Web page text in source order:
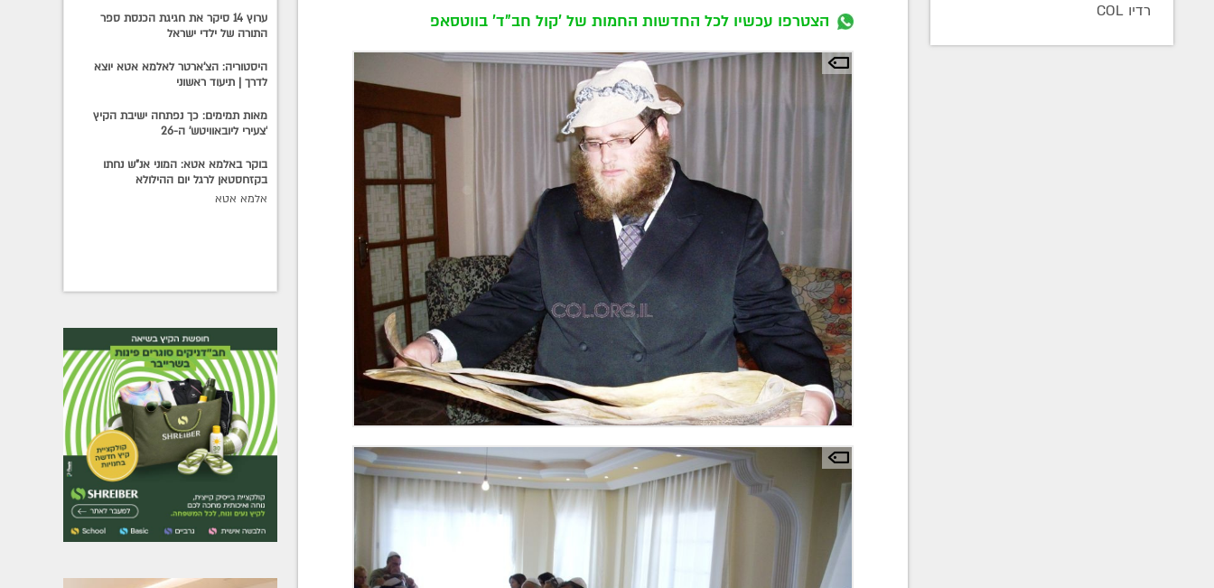
רדיו COL
הצטרפו עכשיו לכל החדשות החמות של 'קול חב"ד' בווטסאפ
ערוץ 14 סיקר את חגיגת הכנסת ספר
התורה של ילדי ישראל
היסטוריה: הצ'ארטר לאלמא אטא יוצא
לדרך | תיעוד ראשוני
מאות תמימים: כך נפתחה ישיבת הקיץ
'צעירי ליובאוויטש' ה-26
בוקר באלמא אטא: המוני אנ"ש נחתו
בקזחסטאן לרגל יום ההילולא
אלמא אטא